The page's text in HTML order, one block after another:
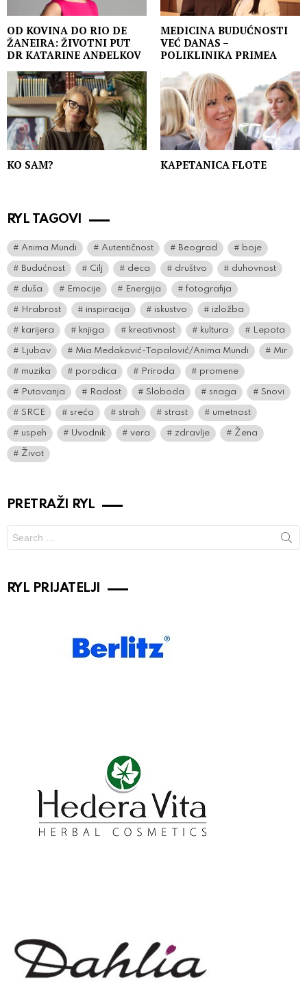
OD KOVINA DO RIO DE
ŽANEIRA: ŽIVOTNI PUT
DR KATARINE ANĐELKOV
MEDICINA BUDUĆNOSTI
VEĆ DANAS –
POLIKLINIKA PRIMEA
KO SAM? KAPETANICA FLOTE
RYL TAGOVI
Anima Mundi Autentičnost Beograd boje
Budućnost Cilj deca društvo duhovnost
duša Emocije Energija fotografija
Hrabrost inspiracija iskustvo izložba
karijera knjiga kreativnost kultura Lepota
Ljubav Mia Medaković-Topalović/Anima Mundi Mir
muzika porodica Priroda promene
Putovanja Radost Sloboda snaga Snovi
SRCE sreća strah strast umetnost
uspeh Uvodnik vera zdravlje Žena
Život
PRETRAŽI RYL
for:
RYL PRIJATELJI